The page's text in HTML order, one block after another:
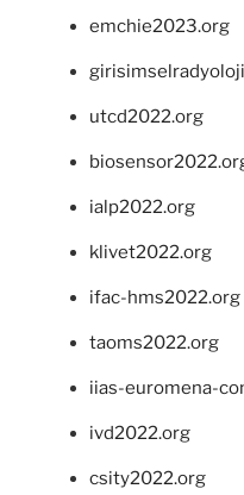
emchie2023.org
utcd2022.org
ialp2022.org
klivet2022.org
ifac-hms2022.org
taoms2022.org
iias-euromena-
ivd2022.org
csity2022.org